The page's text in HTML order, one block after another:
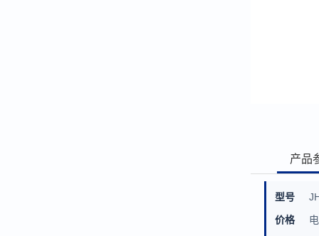
产品
型号
价格